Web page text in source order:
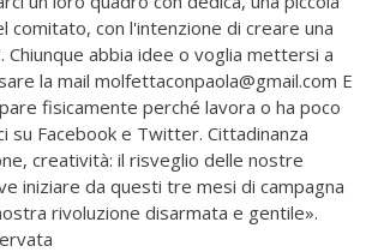
comitato, con l'intenzione di creare una
abbia idee o voglia mettersi a
la mail molfettaconpaola@gmail.com E
fisicamente perché lavora o ha poco
su Facebook e Twitter. Cittadinanza
creatività: il risveglio delle nostre
iniziare da questi tre mesi di campagna
rivoluzione disarmata e gentile».